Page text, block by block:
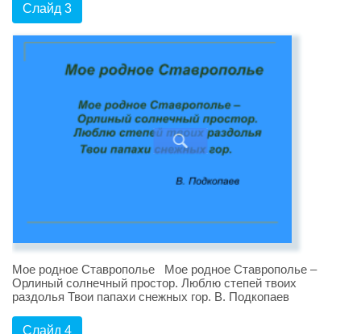
Слайд 3
Мое родное Ставрополье Мое родное Ставрополье –
Орлиный солнечный простор. Люблю степей твоих
раздолья Твои папахи снежных гор. В. Подкопаев
Слайд 4